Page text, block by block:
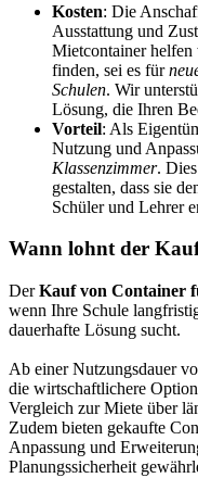
Kosten: Die
Ausstattung und
Mietcontainer helfen
finden, sei es für
Schulen. Wir
Lösung, die Ihren
Vorteil: Als
Nutzung und
Klassenzimmer.
gestalten, dass sie
Schüler und Lehrer
Wann lohnt der
DerKauf von Container
wenn Ihre Schule
dauerhafte Lösung sucht.
Ab einer Nutzungsdauer
die wirtschaftlichere
Vergleich zur Miete über
Zudem bieten gekaufte
Anpassung und
Planungssicherheit